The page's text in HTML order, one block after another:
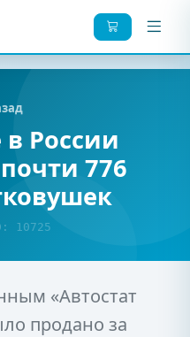
России
776
10725
«Автостат
продано за